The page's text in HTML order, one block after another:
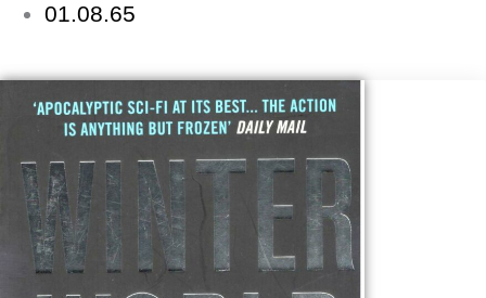
01.08.65